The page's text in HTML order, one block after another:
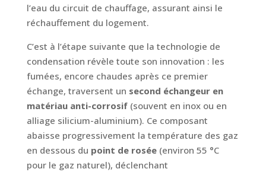
l’eau du circuit de chauffage, assurant ainsi le
réchauffement du logement.
C’est à l’étape suivante que la technologie de
condensation révèle toute son innovation : les
fumées, encore chaudes après ce premier
échange, traversent un second échangeur en
matériau anti-corrosif(souvent en inox ou en
alliage silicium-aluminium). Ce composant
abaisse progressivement la température des gaz
en dessous du point de rosée(environ 55 °C
pour le gaz naturel), déclenchant